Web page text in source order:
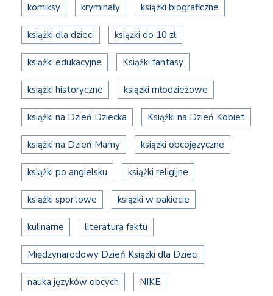
komiksy kryminały książki biograficzne
książki dla dzieci książki do 10 zł
książki edukacyjne Książki fantasy
książki historyczne książki młodzieżowe
książki na Dzień Dziecka Książki na Dzień Kobiet
książki na Dzień Mamy książki obcojęzyczne
książki po angielsku książki religijne
książki sportowe książki w pakiecie
kulinarne literatura faktu
Międzynarodowy Dzień Książki dla Dzieci
nauka języków obcych NIKE